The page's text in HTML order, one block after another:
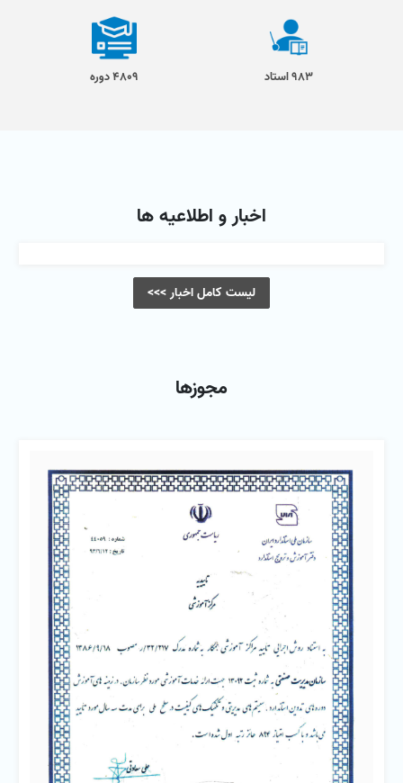
983 استاد 4809 دوره
اخبار و اطلاعیه ها
لیست کامل اخبار >>>
مجوزها